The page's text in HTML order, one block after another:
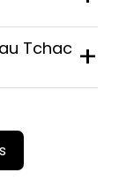
Tchac +